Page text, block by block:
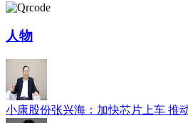
人物
小康股份张兴海：加快芯片上车 推